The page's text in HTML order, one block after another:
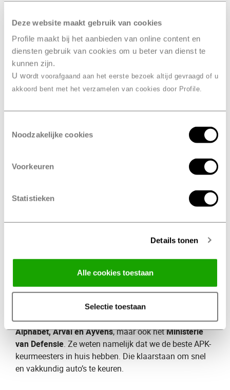
Deze website maakt gebruik van cookies
Profile maakt bij het aanbieden van online content en
diensten gebruik van cookies om u beter van dienst te
kunnen zijn.
U wordt voorafgaand aan het eerste bezoek altijd gevraagd of u
akkoord bent met het verzamelen van cookies door Profile.
Noodzakelijke cookies
Voorkeuren
Statistieken
Details tonen
Alle cookies toestaan
Selectie toestaan
Combineer de APK met een grote
beurt
Is de APKverplicht ?
verplicht is. Het doel van de keuring is om de
verkeersveiligheid te verbeteren en om het milieu te
naar de verlichting van je voertuig. Maar ook
komen niet door de keuring en worden dus afgekeurd.
Kortom, de APK zorgt voor meer veiligheid en heeft ook
leasemaatschappijengaan
voor APK naar Profile
Steeds meer grote organisaties komen voor de APK-
keuring naar Profile. Leasemaatschappijen zoals
Alphabet, Arval en Ayvens, maar ook hetMinisterie
van Defensie. Ze weten namelijk dat we de beste APK-
keurmeesters in huis hebben. Die klaarstaan om snel
en vakkundig auto’s te keuren.